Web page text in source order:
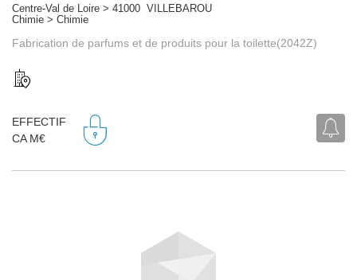
Centre-Val de Loire > 41000 VILLEBAROU
Chimie > Chimie
Fabrication de parfums et de produits pour la toilette(2042Z)
EFFECTIF
CA M€